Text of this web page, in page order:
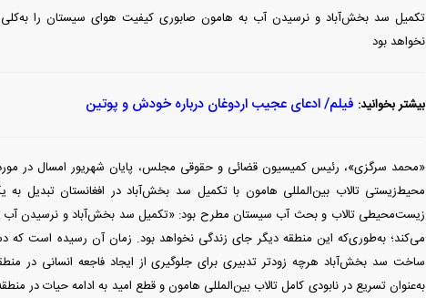
تکمیل سد بخش‌آباد و نرسیدن آب به هامون صابوری کیفیت هوای سیستان را به‌کلی
نخواهد بود
بیشتر بخوانید: فیلم/ ادعای عجیب اردوغان درباره خودش و پوتین
«محمد سرگزی»، رئیس کمیسیون قضائی و حقوقی مجلس، پایان شهریور امسال در مورد
محیط‌زیستی تالاب بین‌المللی هامون با تکمیل سد بخش‌آباد در افغانستان تبدیل
زیست‌محیطی تالاب و بحث آب سیستان مطرح بود: «تکمیل سد بخش‌آباد و نرسیدن آب
می‌کند؛ به‌طوری‌که این منطقه دیگر جای زندگی نخواهد بود. زمان آن رسیده است که
ساخت سد بخش‌آباد هرچه زودتر تدبیری برای جلوگیری از ایجاد فاجعه انسانی در
به‌عنوان تسریع در نابودی کامل تالاب بین‌المللی هامون و قطع امید به ادامه حیات در